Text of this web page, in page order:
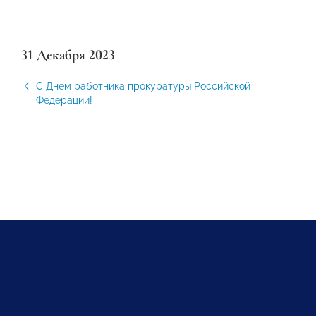
31 Декабря 2023
С Днём работника прокуратуры Российской
Федерации!